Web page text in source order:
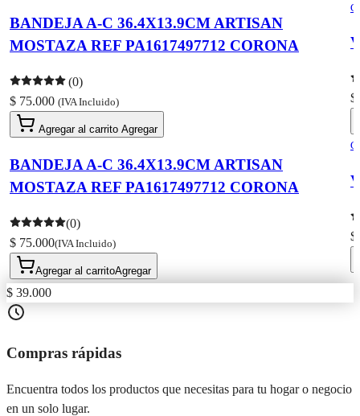
BANDEJA A-C 36.4X13.9CM ARTISAN
MOSTAZA REF PA1617497712 CORONA
(0)
$ 75.000 (IVA Incluido)
Agregar al carrito Agregar
BANDEJA A-C 36.4X13.9CM ARTISAN
MOSTAZA REF PA1617497712 CORONA
(0)
$ 75.000(IVA Incluido)
Agregar al carritoAgregar
$
$
$ 39.000
Compras rápidas
Encuentra todos los productos que necesitas para tu hogar o negocio
en un solo lugar.